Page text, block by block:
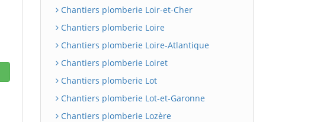
Chantiers plomberie Loir-et-Cher
Chantiers plomberie Loire
Chantiers plomberie Loire-Atlantique
Chantiers plomberie Loiret
Chantiers plomberie Lot
Chantiers plomberie Lot-et-Garonne
Chantiers plomberie Lozère